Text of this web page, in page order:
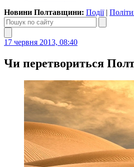
Новини Полтавщини: Події|
17 червня 2013, 08:40
Чи перетвориться